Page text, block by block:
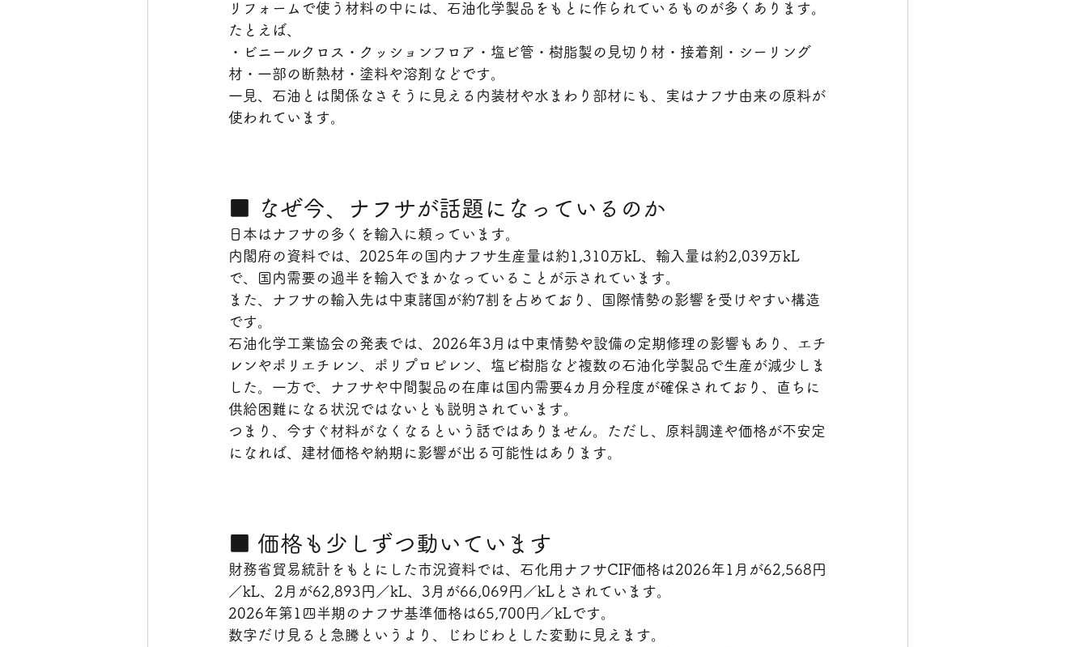
リフォームで使う材料の中には、石油化学製品をもとに作られているものが多くあります。
たとえば、
・ビニールクロス・クッションフロア・塩ビ管・樹脂製の見切り材・接着剤・シーリング
材・一部の断熱材・塗料や溶剤などです。
一見、石油とは関係なさそうに見える内装材や水まわり部材にも、実はナフサ由来の原料が
使われています。
■ なぜ今、ナフサが話題になっているのか
日本はナフサの多くを輸入に頼っています。
内閣府の資料では、2025年の国内ナフサ生産量は約1,310万kL、輸入量は約2,039万kL
で、国内需要の過半を輸入でまかなっていることが示されています。
また、ナフサの輸入先は中東諸国が約7割を占めており、国際情勢の影響を受けやすい構造
です。
石油化学工業協会の発表では、2026年3月は中東情勢や設備の定期修理の影響もあり、エチ
レンやポリエチレン、ポリプロピレン、塩ビ樹脂など複数の石油化学製品で生産が減少しま
した。一方で、ナフサや中間製品の在庫は国内需要4カ月分程度が確保されており、直ちに
供給困難になる状況ではないとも説明されています。
つまり、今すぐ材料がなくなるという話ではありません。ただし、原料調達や価格が不安定
になれば、建材価格や納期に影響が出る可能性はあります。
■ 価格も少しずつ動いています
財務省貿易統計をもとにした市況資料では、石化用ナフサCIF価格は2026年1月が62,568円
／kL、2月が62,893円／kL、3月が66,069円／kLとされています。
2026年第1四半期のナフサ基準価格は65,700円／kLです。
数字だけ見ると急騰というより、じわじわとした変動に見えます。